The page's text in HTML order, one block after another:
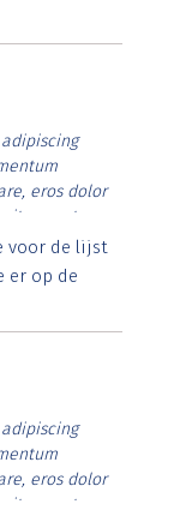
eros dolor
erat.
lorem
posuere.
voor de lijst
er op de
eros dolor
erat.